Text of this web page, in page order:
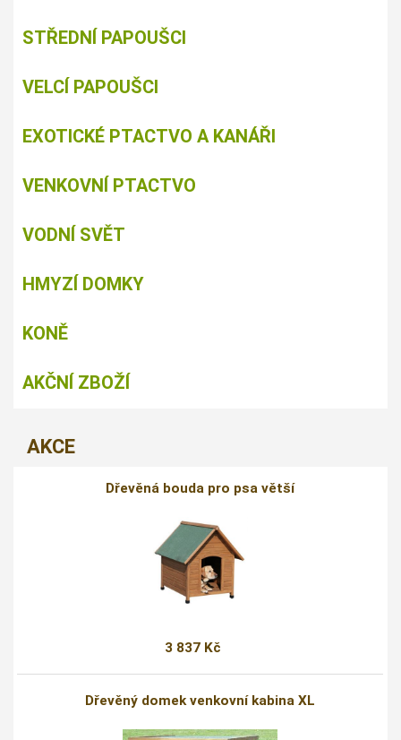
STŘEDNÍ PAPOUŠCI
VELCÍ PAPOUŠCI
EXOTICKÉ PTACTVO A KANÁŘI
VENKOVNÍ PTACTVO
VODNÍ SVĚT
HMYZÍ DOMKY
KONĚ
AKČNÍ ZBOŽÍ
AKCE
Dřevěná bouda pro psa větší
3 837 Kč
Dřevěný domek venkovní kabina XL